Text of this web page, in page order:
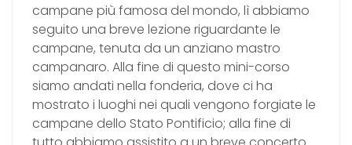
campane più famosa del mondo, lì abbiamo
seguito una breve lezione riguardante le
campane, tenuta da un anziano mastro
campanaro. Alla fine di questo mini-corso
siamo andati nella fonderia, dove ci ha
mostrato i luoghi nei quali vengono forgiate le
campane dello Stato Pontificio; alla fine di